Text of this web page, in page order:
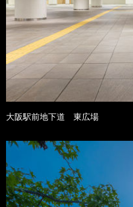
大阪駅前地下道 東広場